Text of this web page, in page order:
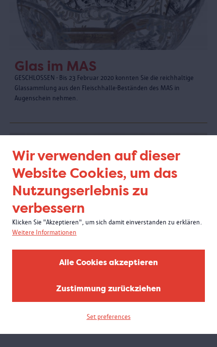
Wir verwenden auf dieser
Website Cookies, um das
Nutzungserlebnis zu
verbessern
Klicken Sie "Akzeptieren", um sich damit einverstanden zu erklären.
Weitere Informationen
Alle Cookies akzeptieren
Zustimmung zurückziehen
Set preferences
Glas im MAS
GESCHLOSSEN - Bis 23 Februar 2020 konnten Sie die reichhaltige
Glassammlung aus den Fleischhalle-Beständen des MAS in
Augenschein nehmen.
Breaking Boundaries
Diese Mini-Ausstellung zeigt unter anderem Poster, Fotos,